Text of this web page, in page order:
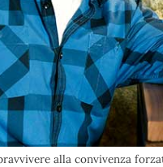
alla convivenza